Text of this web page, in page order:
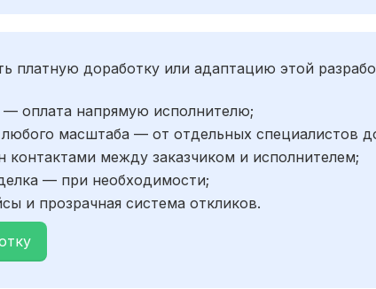
платную доработку или адаптацию этой
оплата напрямую исполнителю;
масштаба — от отдельных специалистов
контактами между заказчиком и исполнителем;
— при необходимости;
и прозрачная система откликов.